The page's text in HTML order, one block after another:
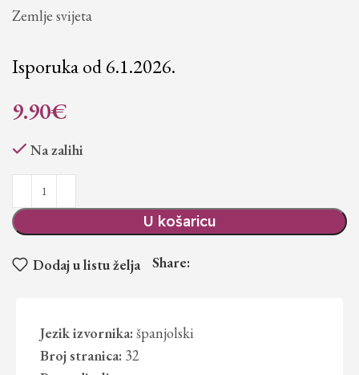
Zemlje svijeta
Isporuka od 6.1.2026.
9.90€
Na zalihi
U košaricu
Dodaj u listu želja Share:
Jezik izvornika: španjolski
Broj stranica: 32